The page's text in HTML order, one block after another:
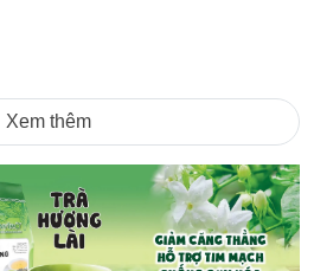
Xem thêm